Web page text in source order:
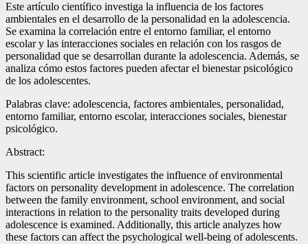
Este artículo científico investiga la influencia de los factores
ambientales en el desarrollo de la personalidad en la adolescencia.
Se examina la correlación entre el entorno familiar, el entorno
escolar y las interacciones sociales en relación con los rasgos de
personalidad que se desarrollan durante la adolescencia. Además, se
analiza cómo estos factores pueden afectar el bienestar psicológico
de los adolescentes.
Palabras clave: adolescencia, factores ambientales, personalidad,
entorno familiar, entorno escolar, interacciones sociales, bienestar
psicológico.
Abstract:
This scientific article investigates the influence of environmental
factors on personality development in adolescence. The correlation
between the family environment, school environment, and social
interactions in relation to the personality traits developed during
adolescence is examined. Additionally, this article analyzes how
these factors can affect the psychological well-being of adolescents.